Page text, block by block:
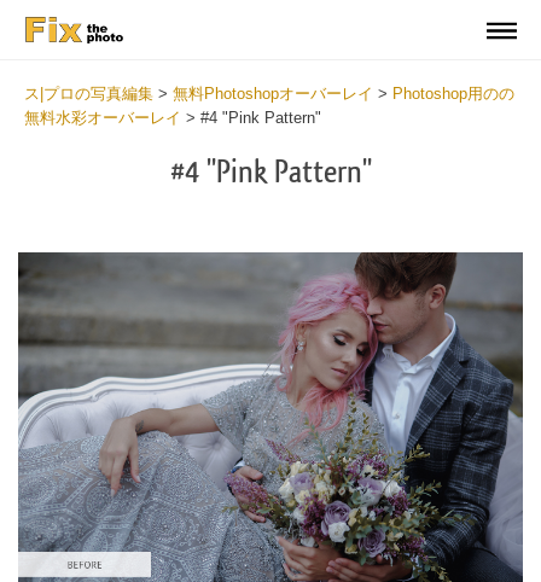
ス|プロの写真編集 > 無料Photoshopオーバーレイ > Photoshop用のの
無料水彩オーバーレイ > #4 "Pink Pattern"
#4 "Pink Pattern"